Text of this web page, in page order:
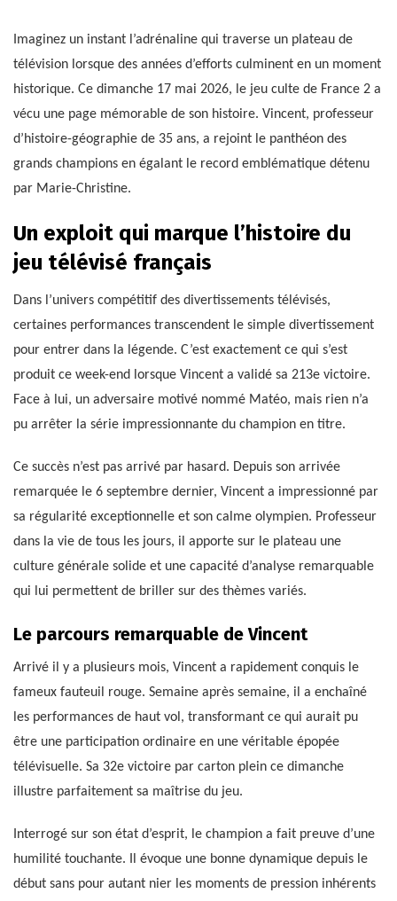
Imaginez un instant l’adrénaline qui traverse un plateau de
télévision lorsque des années d’efforts culminent en un moment
historique. Ce dimanche 17 mai 2026, le jeu culte de France 2 a
vécu une page mémorable de son histoire. Vincent, professeur
d’histoire-géographie de 35 ans, a rejoint le panthéon des
grands champions en égalant le record emblématique détenu
par Marie-Christine.
Un exploit qui marque l’histoire du
jeu télévisé français
Dans l’univers compétitif des divertissements télévisés,
certaines performances transcendent le simple divertissement
pour entrer dans la légende. C’est exactement ce qui s’est
produit ce week-end lorsque Vincent a validé sa 213e victoire.
Face à lui, un adversaire motivé nommé Matéo, mais rien n’a
pu arrêter la série impressionnante du champion en titre.
Ce succès n’est pas arrivé par hasard. Depuis son arrivée
remarquée le 6 septembre dernier, Vincent a impressionné par
sa régularité exceptionnelle et son calme olympien. Professeur
dans la vie de tous les jours, il apporte sur le plateau une
culture générale solide et une capacité d’analyse remarquable
qui lui permettent de briller sur des thèmes variés.
Le parcours remarquable de Vincent
Arrivé il y a plusieurs mois, Vincent a rapidement conquis le
fameux fauteuil rouge. Semaine après semaine, il a enchaîné
les performances de haut vol, transformant ce qui aurait pu
être une participation ordinaire en une véritable épopée
télévisuelle. Sa 32e victoire par carton plein ce dimanche
illustre parfaitement sa maîtrise du jeu.
Interrogé sur son état d’esprit, le champion a fait preuve d’une
humilité touchante. Il évoque une bonne dynamique depuis le
début sans pour autant nier les moments de pression inhérents